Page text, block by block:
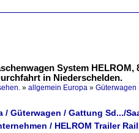
System
in Niederschelden.
» allgemein Europa » Güterwagen
/ Güterwagen / Gattung Sd.../
/ HELROM Trailer Rail